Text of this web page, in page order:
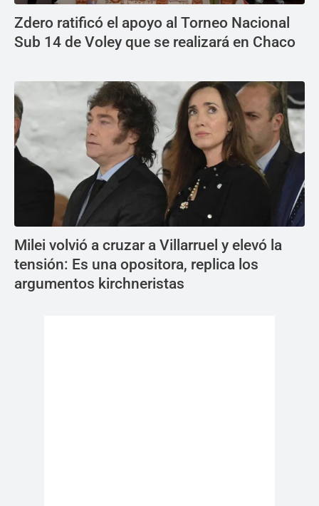
Zdero ratificó el apoyo al Torneo Nacional
Sub 14 de Voley que se realizará en Chaco
Milei volvió a cruzar a Villarruel y elevó la
tensión: Es una opositora, replica los
argumentos kirchneristas